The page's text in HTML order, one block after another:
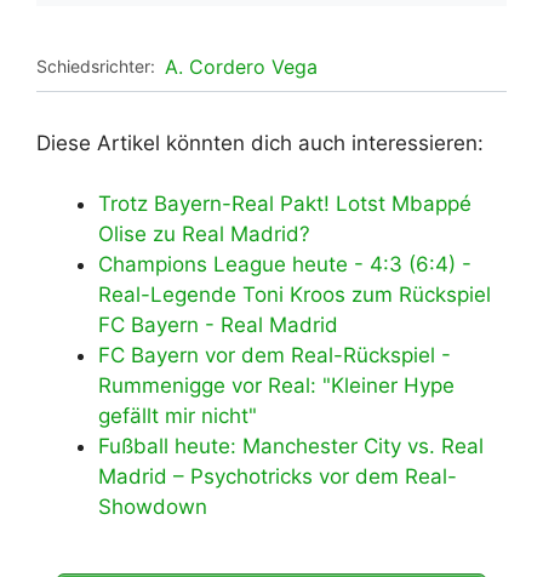
Schiedsrichter: A. Cordero Vega
Diese Artikel könnten dich auch interessieren:
Trotz Bayern-Real Pakt! Lotst Mbappé
Olise zu Real Madrid?
Champions League heute - 4:3 (6:4) -
Real-Legende Toni Kroos zum Rückspiel
FC Bayern - Real Madrid
FC Bayern vor dem Real-Rückspiel -
Rummenigge vor Real: "Kleiner Hype
gefällt mir nicht"
Fußball heute: Manchester City vs. Real
Madrid – Psychotricks vor dem Real-
Showdown